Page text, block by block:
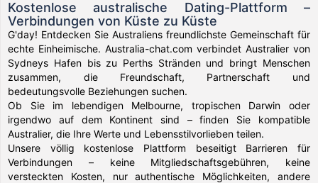
Kostenlose australische Dating-Plattform –
Verbindungen von Küste zu Küste
G'day! Entdecken Sie Australiens freundlichste Gemeinschaft für
echte Einheimische. Australia-chat.com verbindet Australier von
Sydneys Hafen bis zu Perths Stränden und bringt Menschen
zusammen, die Freundschaft, Partnerschaft und
bedeutungsvolle Beziehungen suchen.
Ob Sie im lebendigen Melbourne, tropischen Darwin oder
irgendwo auf dem Kontinent sind – finden Sie kompatible
Australier, die Ihre Werte und Lebensstilvorlieben teilen.
Unsere völlig kostenlose Plattform beseitigt Barrieren für
Verbindungen – keine Mitgliedschaftsgebühren, keine
versteckten Kosten, nur authentische Möglichkeiten, andere